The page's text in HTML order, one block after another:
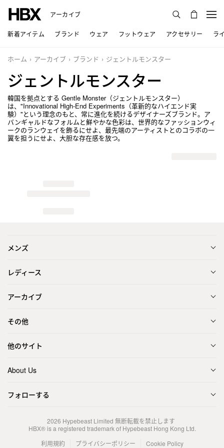
アーカイブ
新着アイテム ブランド ウェア フットウェア アクセサリー ラ
ホーム アーカイブ ブランド ジェントルモンスター
ジェントルモンスター
韓国を拠点とする Gentle Monster（ジェントルモンスター）
は、"Innovational High-End Experiments（革新的なハイエンド実
験）"という理念のもと、常に進化を続けるデザイナーズブランド。ア
バンギャルドなフォルムと鮮やかな色彩は、世界的なファッションウィ
ークのランウェイを飾るにせよ、最先端のアーティストとのコラボの一
翼を担うにせよ、大胆な存在感を放つ。
メンズ
レディース
アーカイブ
その他
他のサイト
About Us
フォローする
2026 Hypebeast Limited 無断転載を禁止します
HBX® is a registered trademark of Hypebeast Hong Kong Ltd.
利用規約
プライバシーポリシー Cookie Policy